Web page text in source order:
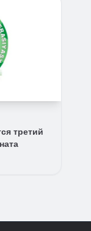
третий